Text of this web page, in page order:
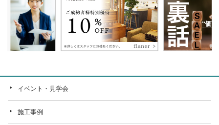
イベント・見学会
施工事例